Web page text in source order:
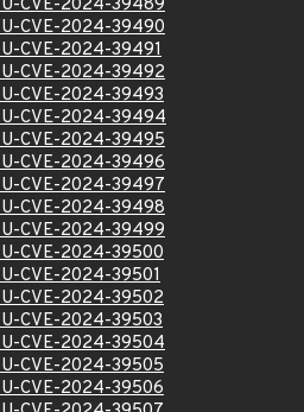
CVE-2024-39489
CVE-2024-39490
CVE-2024-39491
CVE-2024-39492
CVE-2024-39493
CVE-2024-39494
CVE-2024-39495
CVE-2024-39496
CVE-2024-39497
CVE-2024-39498
CVE-2024-39499
CVE-2024-39500
CVE-2024-39501
CVE-2024-39502
CVE-2024-39503
CVE-2024-39504
CVE-2024-39505
CVE-2024-39506